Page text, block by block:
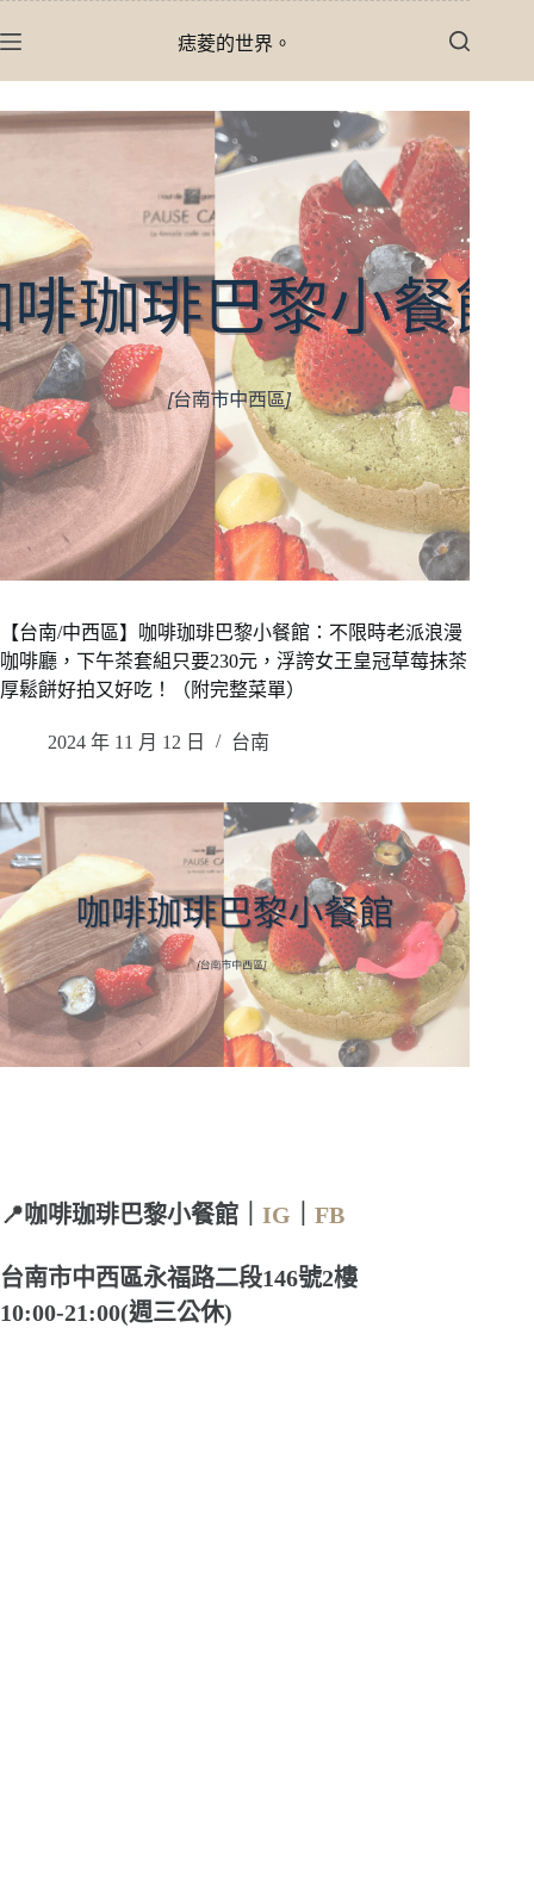
至
內
痣菱的世界。
【台南/中西區】咖啡珈琲巴黎小餐館：不限時老派浪漫
咖啡廳，下午茶套組只要230元，浮誇女王皇冠草莓抹茶
厚鬆餅好拍又好吃！（附完整菜單）
2024 年 11 月 12 日 台南
📍咖啡珈琲巴黎小餐館｜ IG FB
台南市中西區永福路二段146號2樓
10:00-21:00(週三公休)